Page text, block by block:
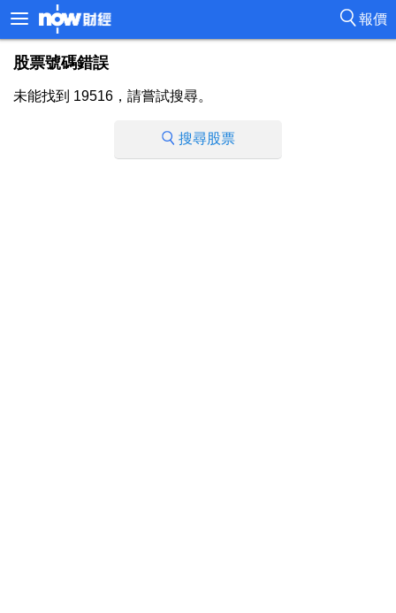
報價
股票號碼錯誤
未能找到 19516，請嘗試搜尋。
搜尋股票